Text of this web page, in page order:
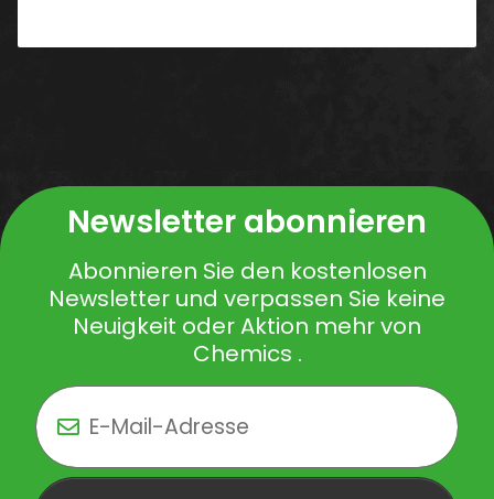
Newsletter abonnieren
Abonnieren Sie den kostenlosen
Newsletter und verpassen Sie keine
Neuigkeit oder Aktion mehr von
Chemics .